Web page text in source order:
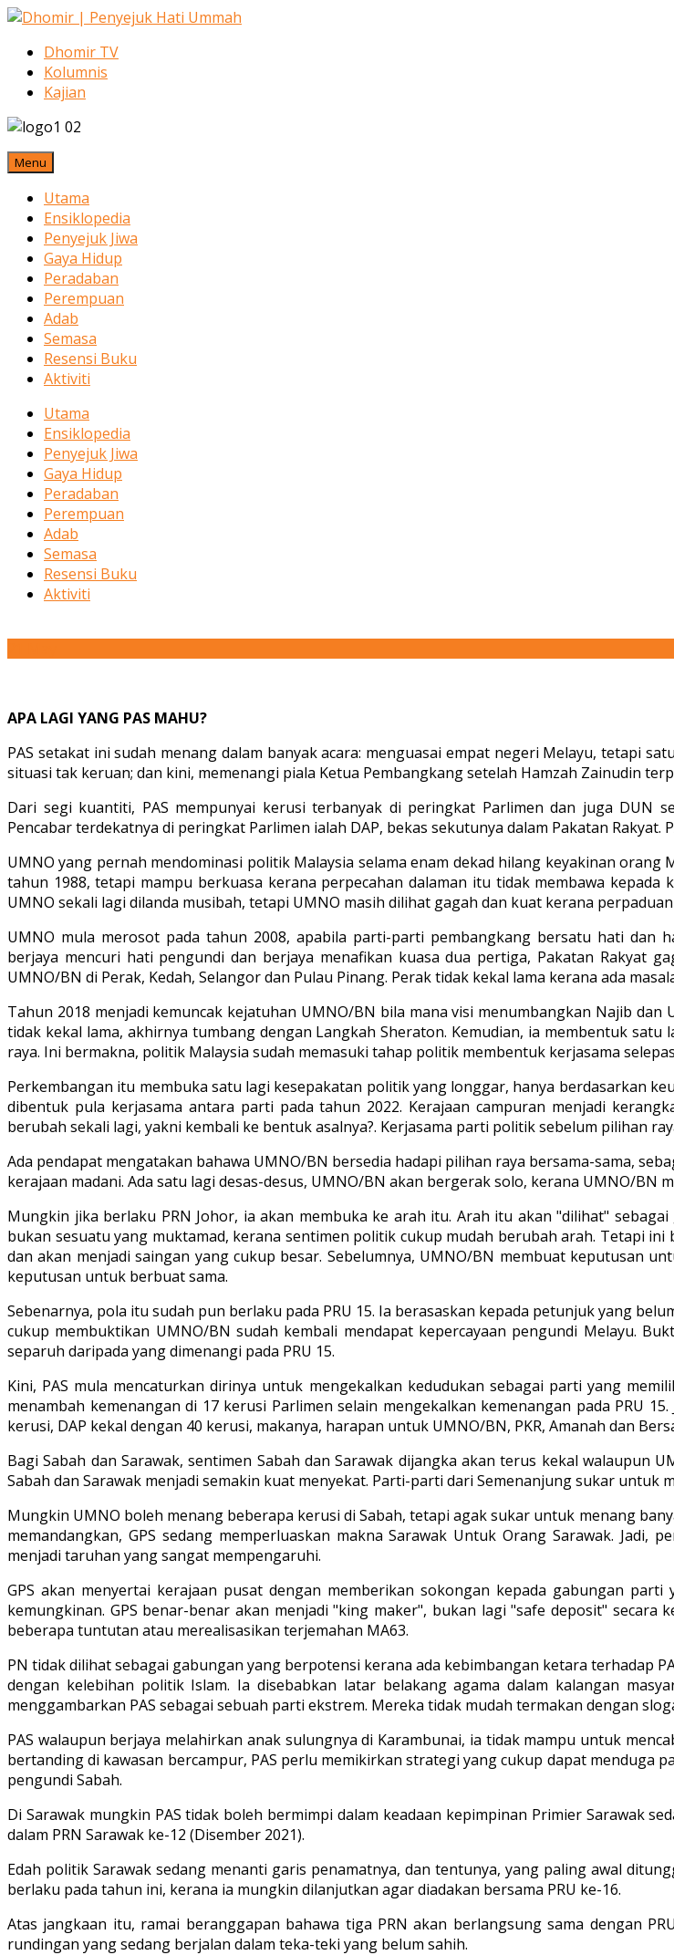
Dhomir TV
Kolumnis
Kajian
Menu
Utama
Ensiklopedia
Penyejuk Jiwa
Gaya Hidup
Peradaban
Perempuan
Adab
Semasa
Resensi Buku
Aktiviti
Utama
Ensiklopedia
Penyejuk Jiwa
Gaya Hidup
Peradaban
Perempuan
Adab
Semasa
Resensi Buku
Aktiviti
APA LAGI YANG PAS MAHU?
PAS setakat ini sudah menang dalam banyak acara: menguasai empat negeri Melayu, tetapi
situasi tak keruan; dan kini, memenangi piala Ketua Pembangkang setelah Hamzah Zainudin
Dari segi kuantiti, PAS mempunyai kerusi terbanyak di peringkat Parlimen dan juga DUN
Pencabar terdekatnya di peringkat Parlimen ialah DAP, bekas sekutunya dalam Pakatan Rakyat.
UMNO yang pernah mendominasi politik Malaysia selama enam dekad hilang keyakinan
tahun 1988, tetapi mampu berkuasa kerana perpecahan dalaman itu tidak membawa
UMNO sekali lagi dilanda musibah, tetapi UMNO masih dilihat gagah dan kuat kerana
UMNO mula merosot pada tahun 2008, apabila parti-parti pembangkang bersatu hati dan
berjaya mencuri hati pengundi dan berjaya menafikan kuasa dua pertiga, Pakatan Rakyat
UMNO/BN di Perak, Kedah, Selangor dan Pulau Pinang. Perak tidak kekal lama kerana ada
Tahun 2018 menjadi kemuncak kejatuhan UMNO/BN bila mana visi menumbangkan Najib
tidak kekal lama, akhirnya tumbang dengan Langkah Sheraton. Kemudian, ia membentuk
raya. Ini bermakna, politik Malaysia sudah memasuki tahap politik membentuk kerjasama
Perkembangan itu membuka satu lagi kesepakatan politik yang longgar, hanya berdasarkan
dibentuk pula kerjasama antara parti pada tahun 2022. Kerajaan campuran menjadi
berubah sekali lagi, yakni kembali ke bentuk asalnya?. Kerjasama parti politik sebelum pilihan
Ada pendapat mengatakan bahawa UMNO/BN bersedia hadapi pilihan raya bersama-sama,
kerajaan madani. Ada satu lagi desas-desus, UMNO/BN akan bergerak solo, kerana UMNO/BN
Mungkin jika berlaku PRN Johor, ia akan membuka ke arah itu. Arah itu akan "dilihat"
bukan sesuatu yang muktamad, kerana sentimen politik cukup mudah berubah arah. Tetapi
dan akan menjadi saingan yang cukup besar. Sebelumnya, UMNO/BN membuat keputusan
keputusan untuk berbuat sama.
Sebenarnya, pola itu sudah pun berlaku pada PRU 15. Ia berasaskan kepada petunjuk yang
cukup membuktikan UMNO/BN sudah kembali mendapat kepercayaan pengundi Melayu.
separuh daripada yang dimenangi pada PRU 15.
Kini, PAS mula mencaturkan dirinya untuk mengekalkan kedudukan sebagai parti yang
menambah kemenangan di 17 kerusi Parlimen selain mengekalkan kemenangan pada PRU
kerusi, DAP kekal dengan 40 kerusi, makanya, harapan untuk UMNO/BN, PKR, Amanah dan
Bagi Sabah dan Sarawak, sentimen Sabah dan Sarawak dijangka akan terus kekal walaupun
Sabah dan Sarawak menjadi semakin kuat menyekat. Parti-parti dari Semenanjung sukar
Mungkin UMNO boleh menang beberapa kerusi di Sabah, tetapi agak sukar untuk menang
memandangkan, GPS sedang memperluaskan makna Sarawak Untuk Orang Sarawak.
menjadi taruhan yang sangat mempengaruhi.
GPS akan menyertai kerajaan pusat dengan memberikan sokongan kepada gabungan
kemungkinan. GPS benar-benar akan menjadi "king maker", bukan lagi "safe deposit"
beberapa tuntutan atau merealisasikan terjemahan MA63.
PN tidak dilihat sebagai gabungan yang berpotensi kerana ada kebimbangan ketara terhadap
dengan kelebihan politik Islam. Ia disebabkan latar belakang agama dalam kalangan
menggambarkan PAS sebagai sebuah parti ekstrem. Mereka tidak mudah termakan dengan
PAS walaupun berjaya melahirkan anak sulungnya di Karambunai, ia tidak mampu untuk
bertanding di kawasan bercampur, PAS perlu memikirkan strategi yang cukup dapat
pengundi Sabah.
Di Sarawak mungkin PAS tidak boleh bermimpi dalam keadaan kepimpinan Primier Sarawak
dalam PRN Sarawak ke-12 (Disember 2021).
Edah politik Sarawak sedang menanti garis penamatnya, dan tentunya, yang paling awal
berlaku pada tahun ini, kerana ia mungkin dilanjutkan agar diadakan bersama PRU ke-16.
Atas jangkaan itu, ramai beranggapan bahawa tiga PRN akan berlangsung sama dengan
rundingan yang sedang berjalan dalam teka-teki yang belum sahih.